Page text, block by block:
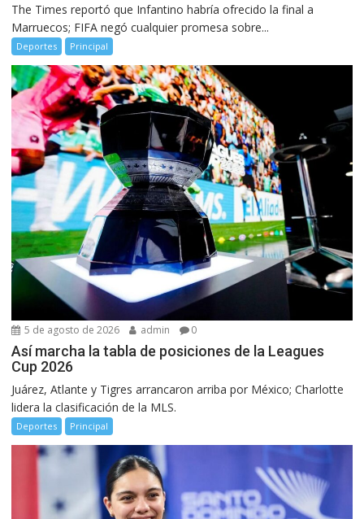
The Times reportó que Infantino habría ofrecido la final a
Marruecos; FIFA negó cualquier promesa sobre...
Deportes Principal
5 de agosto de 2026 admin 0
Así marcha la tabla de posiciones de la Leagues
Cup 2026
Juárez, Atlante y Tigres arrancaron arriba por México; Charlotte
lidera la clasificación de la MLS.
Deportes Principal